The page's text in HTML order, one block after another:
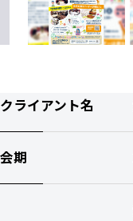
クライアント名
会期